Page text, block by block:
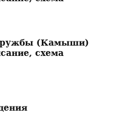
(Камыши)
схема